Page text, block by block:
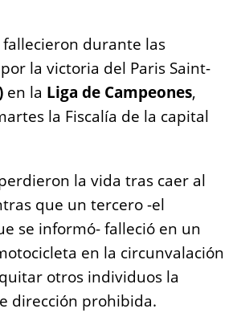
e
n
g
er
l y
Li
n
k
re
durante las
la victoria del Paris Saint-
en la Liga de Campeones,
la Fiscalía de la capital
la vida tras caer al
que un tercero -el
se informó- falleció en un
en la circunvalación
otros individuos la
dirección prohibida.